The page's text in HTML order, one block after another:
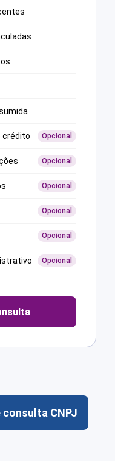
crédito Opcional
Opcional
Opcional
Opcional
Opcional
Opcional
CNPJ